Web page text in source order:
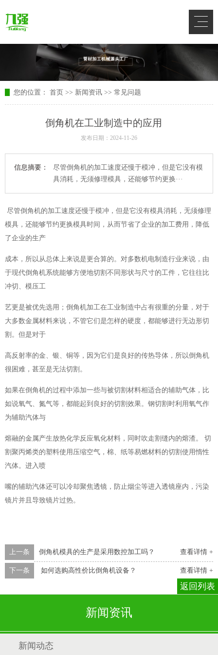
您的位置： 首页 >> 新闻资讯 >> 常见问题
倒角机在工业制造中的应用
发布日期：2024-11-26
信息摘要：
尽管倒角机的加工速度还慢于模冲，但是它没有模
具消耗，无须修理模具，还能够节约更换···
尽管倒角机的加工速度还慢于模冲，但是它没有模具消耗，无须修理
模具，还能够节约更换模具时间，从而节省了企业的加工费用，降低
了企业的生产
成本，所以从总体上来说是更合算的。对多数机电制造行业来说，由
于现代倒角机系统能够方便地切割不同形状与尺寸的工件，它往往比
冲切、模压工
艺更是被优先选用；倒角机加工在工业制造中占有很重的分量，对于
大多数金属材料来说，不管它们是怎样的硬度，都能够进行无边形切
割。但是对于
高反射率的金、银、铜等，因为它们是良好的传热导体，所以倒角机
很困难，甚至是无法切割。
如果在倒角机的过程中添加一些与被切割材料相适合的辅助气体，比
如说氧气、氮气等，都能起到良好的切割效果。钢切割时利用氧气作
为辅助汽体与
熔融的金属产生放热化学反应氧化材料，同时吹走割缝内的熔渣。 切
割聚丙烯类的塑料使用压缩空气，棉、纸等易燃材料的切割使用惰性
汽体。进入喷
嘴的辅助汽体还可以冷却聚焦透镜，防止烟尘等进入透镜座内，污染
镜片并且导致镜片过热。
查看详情 +
上一条 倒角机模具的生产是采用数控加工吗？
查看详情 +
下一条 如何选购高性价比倒角机设备？
返回列表
新闻资讯
新闻动态